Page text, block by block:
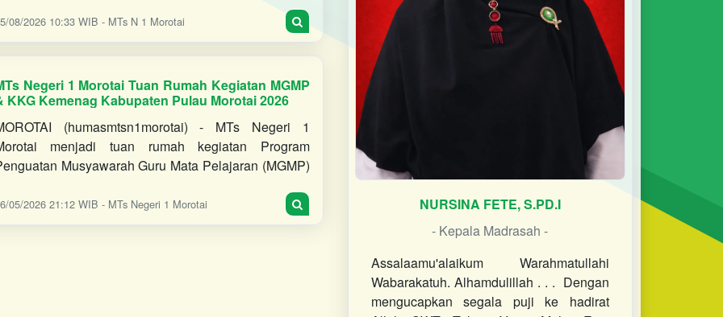
pesert
08/2026 10:33 WIB - MTs N 1 Morotai
Negeri 1 Morotai Tuan Rumah Kegiatan MGMP
KKG Kemenag Kabupaten Pulau Morotai 2026
(humasmtsn1morotai) - MTs Negeri 1
menjadi tuan rumah kegiatan Program
Musyawarah Guru Mata Pelajaran (MGMP)
di lingkup Kantor Keme
05/2026 21:12 WIB - MTs Negeri 1 Morotai
NURSINA FETE, S.PD.I
- Kepala Madrasah -
Assalaamu'alaikum Warahmatullahi
Wabarakatuh. Alhamdulillah . . . Dengan
mengucapkan segala puji ke hadirat